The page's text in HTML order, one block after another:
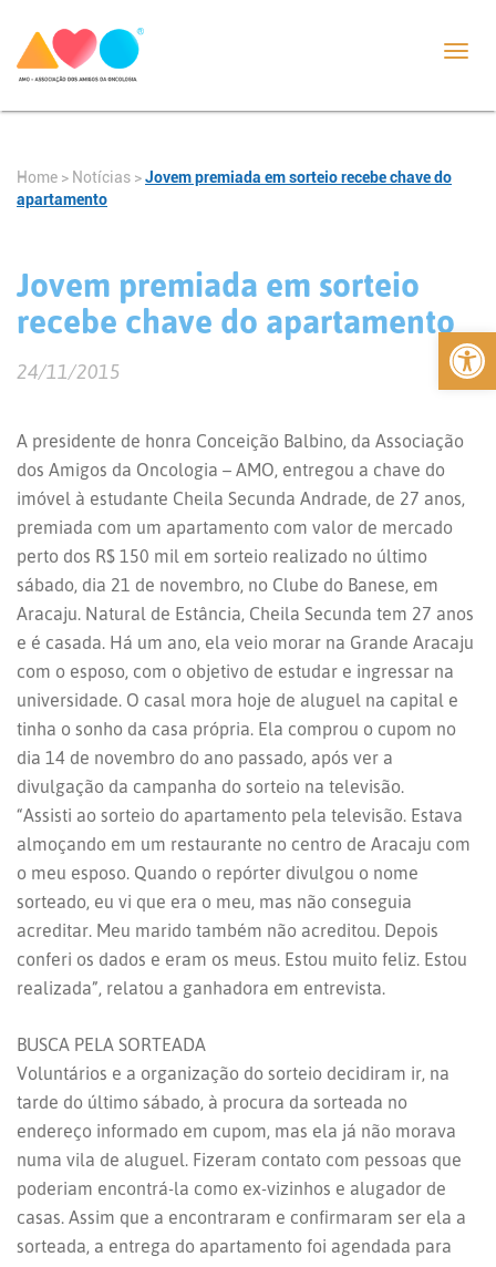
Abrir
Home > Notícias >Jovem premiada em sorteio recebe chave do
apartamento
Jovem premiada em sorteio
recebe chave do apartamento
24/11/2015
A presidente de honra Conceição Balbino, da Associação
dos Amigos da Oncologia – AMO, entregou a chave do
imóvel à estudante Cheila Secunda Andrade, de 27 anos,
premiada com um apartamento com valor de mercado
perto dos R$ 150 mil em sorteio realizado no último
sábado, dia 21 de novembro, no Clube do Banese, em
Aracaju. Natural de Estância, Cheila Secunda tem 27 anos
e é casada. Há um ano, ela veio morar na Grande Aracaju
com o esposo, com o objetivo de estudar e ingressar na
universidade. O casal mora hoje de aluguel na capital e
tinha o sonho da casa própria. Ela comprou o cupom no
dia 14 de novembro do ano passado, após ver a
divulgação da campanha do sorteio na televisão.
“Assisti ao sorteio do apartamento pela televisão. Estava
almoçando em um restaurante no centro de Aracaju com
o meu esposo. Quando o repórter divulgou o nome
sorteado, eu vi que era o meu, mas não conseguia
acreditar. Meu marido também não acreditou. Depois
conferi os dados e eram os meus. Estou muito feliz. Estou
realizada”, relatou a ganhadora em entrevista.
BUSCA PELA SORTEADA
Voluntários e a organização do sorteio decidiram ir, na
tarde do último sábado, à procura da sorteada no
endereço informado em cupom, mas ela já não morava
numa vila de aluguel. Fizeram contato com pessoas que
poderiam encontrá-la como ex-vizinhos e alugador de
casas. Assim que a encontraram e confirmaram ser ela a
sorteada, a entrega do apartamento foi agendada para